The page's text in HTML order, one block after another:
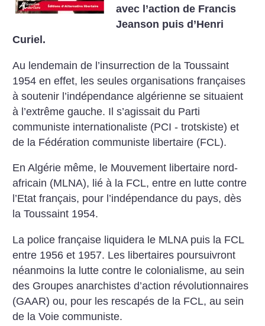
avec l’action de Francis
Jeanson puis d’Henri
Curiel.
Au lendemain de l’insurrection de la Toussaint
1954 en effet, les seules organisations françaises
à soutenir l’indépendance algérienne se situaient
à l’extrême gauche. Il s’agissait du Parti
communiste internationaliste (PCI - trotskiste) et
de la Fédération communiste libertaire (FCL).
En Algérie même, le Mouvement libertaire nord-
africain (MLNA), lié à la FCL, entre en lutte contre
l’Etat français, pour l’indépendance du pays, dès
la Toussaint 1954.
La police française liquidera le MLNA puis la FCL
entre 1956 et 1957. Les libertaires poursuivront
néanmoins la lutte contre le colonialisme, au sein
des Groupes anarchistes d’action révolutionnaires
(GAAR) ou, pour les rescapés de la FCL, au sein
de la Voie communiste.